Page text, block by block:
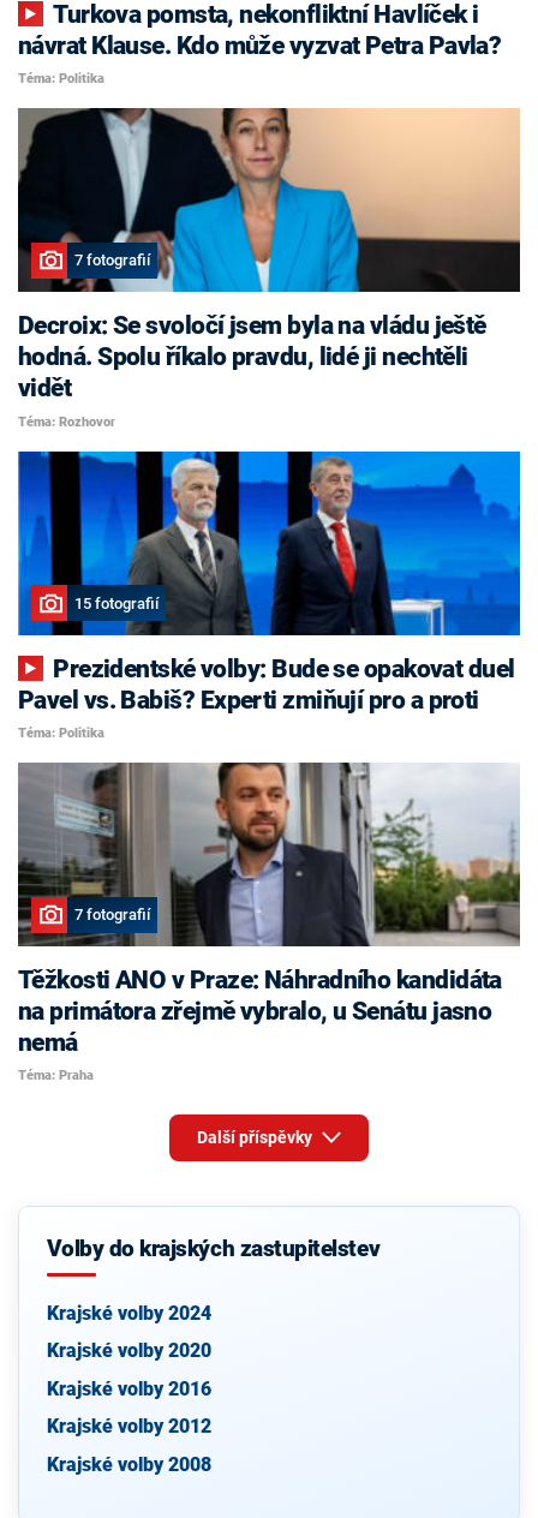
Turkova pomsta, nekonfliktní Havlíček i
návrat Klause. Kdo může vyzvat Petra Pavla?
Téma: Politika
7 fotografií
Decroix: Se svoločí jsem byla na vládu ještě
hodná. Spolu říkalo pravdu, lidé ji nechtěli
vidět
Téma: Rozhovor
15 fotografií
Pavel vs. Babiš? Experti zmiňují pro a proti
Téma: Politika
7 fotografií
Těžkosti ANO v Praze: Náhradního kandidáta
na primátora zřejmě vybralo, u Senátu jasno
nemá
Téma: Praha
Další příspěvky
Volby do krajských zastupitelstev
Krajské volby 2024
Krajské volby 2020
Krajské volby 2016
Krajské volby 2012
Krajské volby 2008